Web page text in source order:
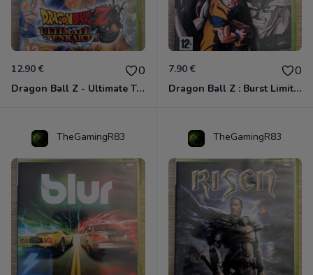
12.90 € 0
Dragon Ball Z - Ultimate Tenkaichi Xbox 360
7.90 € 0
Dragon Ball Z : Burst Limit Xbox 360
TheGamingR83 TheGamingR83